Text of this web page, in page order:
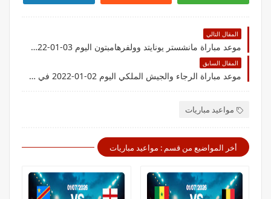
المقال التالي
موعد مباراة مانشستر يونايتد وولفرهامبتون اليوم 03-01-2022 في الدوري الانجليزي
المقال السابق
موعد مباراة الرجاء والجيش الملكي اليوم 02-01-2022 في الدوري المغربي
مواعيد مباريات
أخر المواضيع من قسم : مواعيد مباريات